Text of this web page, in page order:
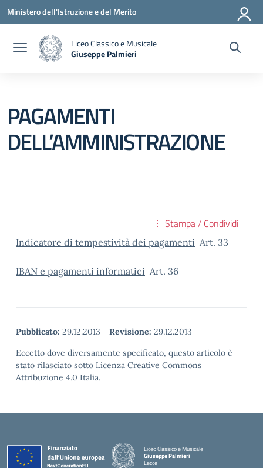
Vai ai contenuti
Vai al menu di navigazione
Vai al footer
Ministero dell'Istruzione e del Merito
Liceo Classico e Musicale
Giuseppe Palmieri
PAGAMENTI
DELL’AMMINISTRAZIONE
Stampa / Condividi
Indicatore di tempestività dei pagamenti Art. 33
IBAN e pagamenti informatici Art. 36
Pubblicato: 29.12.2013 - Revisione: 29.12.2013
Eccetto dove diversamente specificato, questo articolo è
stato rilasciato sotto Licenza Creative Commons
Attribuzione 4.0 Italia.
Liceo Classico e Musicale
Giuseppe Palmieri
Lecce